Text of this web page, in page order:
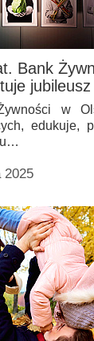
Bank
jubileusz
w
edukuje,
2025